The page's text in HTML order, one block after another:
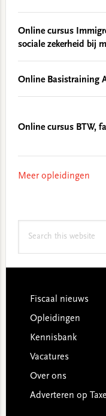
Online cursus
sociale zekerheid bij
Online Basistraining
Online cursus BTW,
Meer opleidingen
Footer
Fiscaal nieuws
Opleidingen
Kennisbank
Vacatures
Over ons
Adverteren op